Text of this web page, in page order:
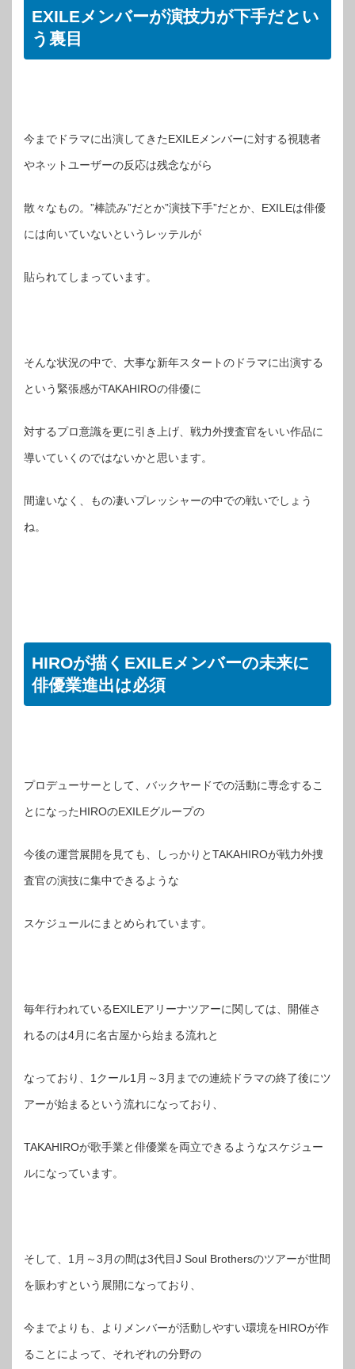
EXILEメンバーが演技力が下手だとい
う裏目
今までドラマに出演してきたEXILEメンバーに対する視聴者
やネットユーザーの反応は残念ながら
散々なもの。”棒読み”だとか”演技下手”だとか、EXILEは俳優
には向いていないというレッテルが
貼られてしまっています。
そんな状況の中で、大事な新年スタートのドラマに出演する
という緊張感がTAKAHIROの俳優に
対するプロ意識を更に引き上げ、戦力外捜査官をいい作品に
導いていくのではないかと思います。
間違いなく、もの凄いプレッシャーの中での戦いでしょう
ね。
HIROが描くEXILEメンバーの未来に
俳優業進出は必須
プロデューサーとして、バックヤードでの活動に専念するこ
とになったHIROのEXILEグループの
今後の運営展開を見ても、しっかりとTAKAHIROが戦力外捜
査官の演技に集中できるような
スケジュールにまとめられています。
毎年行われているEXILEアリーナツアーに関しては、開催さ
れるのは4月に名古屋から始まる流れと
なっており、1クール1月～3月までの連続ドラマの終了後にツ
アーが始まるという流れになっており、
TAKAHIROが歌手業と俳優業を両立できるようなスケジュー
ルになっています。
そして、1月～3月の間は3代目J Soul Brothersのツアーが世間
を賑わすという展開になっており、
今までよりも、よりメンバーが活動しやすい環境をHIROが作
ることによって、それぞれの分野の